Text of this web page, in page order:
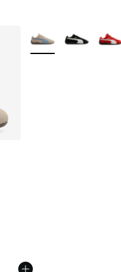
artikel is in de
Meer kleuren